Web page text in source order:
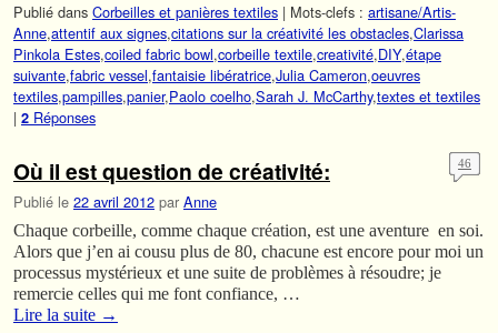
Publié dans Corbeilles et panières textiles | Mots-clefs : artisane/Artis-
Anne,attentif aux signes,citations sur la créativité les obstacles,Clarissa
Pinkola Estes,coiled fabric bowl,corbeille textile,creativité,DIY,étape
suivante,fabric vessel,fantaisie libératrice,Julia Cameron,oeuvres
textiles,pampilles,panier,Paolo coelho,Sarah J. McCarthy,textes et textiles
| 2 Réponses
Où il est question de créativité:
Publié le 22 avril 2012 par Anne
46
Chaque corbeille, comme chaque création, est une aventure en soi.
Alors que j’en ai cousu plus de 80, chacune est encore pour moi un
processus mystérieux et une suite de problèmes à résoudre; je
remercie celles qui me font confiance, …
Lire la suite →